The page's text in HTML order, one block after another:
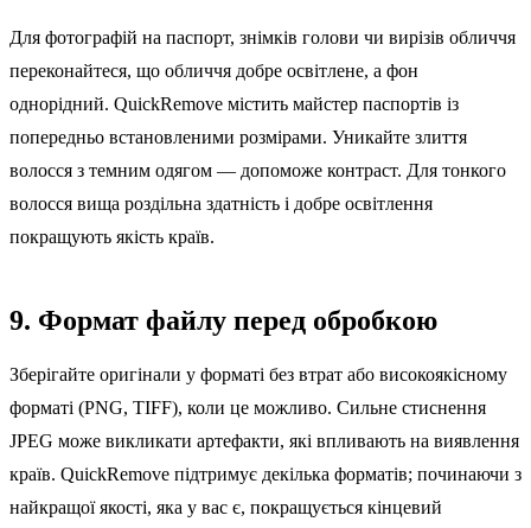
Для фотографій на паспорт, знімків голови чи вирізів обличчя
переконайтеся, що обличчя добре освітлене, а фон
однорідний. QuickRemove містить майстер паспортів із
попередньо встановленими розмірами. Уникайте злиття
волосся з темним одягом — допоможе контраст. Для тонкого
волосся вища роздільна здатність і добре освітлення
покращують якість країв.
9. Формат файлу перед обробкою
Зберігайте оригінали у форматі без втрат або високоякісному
форматі (PNG, TIFF), коли це можливо. Сильне стиснення
JPEG може викликати артефакти, які впливають на виявлення
країв. QuickRemove підтримує декілька форматів; починаючи з
найкращої якості, яка у вас є, покращується кінцевий